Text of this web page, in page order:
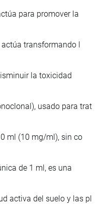
para promover la
transformando l
la toxicidad
usado para trat
ml (10 mg/ml), sin co
de 1 ml, es una
activa del suelo y las pl